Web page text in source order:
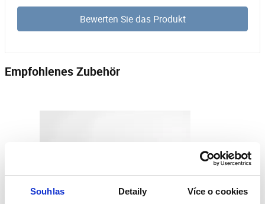
Souhlas Detaily Více o cookies
Bewerten Sie das Produkt
Empfohlenes Zubehör